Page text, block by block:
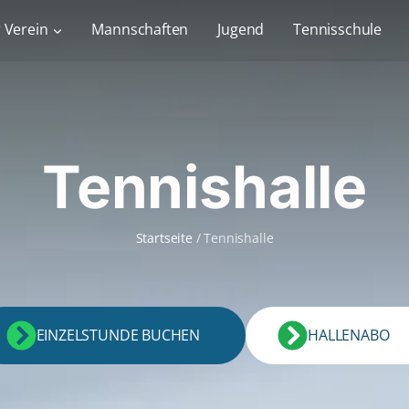
Verein Mannschaften Jugend Tennisschule
Tennishalle
Startseite / Tennishalle
EINZELSTUNDE BUCHEN HALLENABO